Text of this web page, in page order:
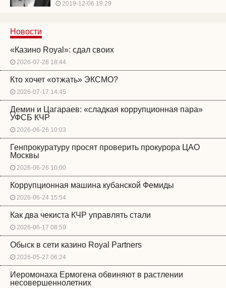
2019-12-06 19:29
Новости
«Казино Royal»: сдал своих
2026-07-28 18:44
Кто хочет «отжать» ЭКСМО?
2026-07-17 14:45
Демин и Цагараев: «сладкая коррупционная пара»
УФСБ КЧР
2026-06-26 10:03
Генпрокуратуру просят проверить прокурора ЦАО
Москвы
2026-06-26 10:00
Коррупционная машина кубанской Фемиды
2026-06-24 15:54
Как два чекиста КЧР управлять стали
2026-06-17 08:59
Обыск в сети казино Royal Partners
2026-05-27 06:24
Иеромонаха Ермогена обвиняют в растлении
несовершеннолетних